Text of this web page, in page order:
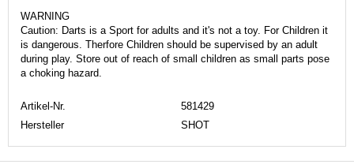
WARNING
Caution: Darts is a Sport for adults and it's not a toy. For Children it
is dangerous. Therfore Children should be supervised by an adult
during play. Store out of reach of small children as small parts pose
a choking hazard.
Artikel-Nr.
581429
Hersteller
SHOT